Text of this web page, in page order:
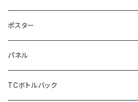
ポスター
布地
紙
パネル
TCボトルバック